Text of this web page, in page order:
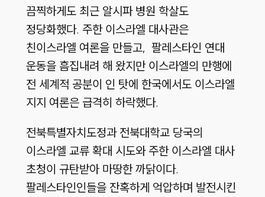
끔찍하게도 최근 알시파 병원 학살도
정당화했다. 주한 이스라엘 대사관은
친이스라엘 여론을 만들고, 팔레스타인 연대
운동을 흠집내려 해 왔지만 이스라엘의 만행에
전 세계적 공분이 인 탓에 한국에서도 이스라엘
지지 여론은 급격히 하락했다.
전북특별자치도정과 전북대학교 당국의
이스라엘 교류 확대 시도와 주한 이스라엘 대사
초청이 규탄받아 마땅한 까닭이다.
팔레스타인인들을 잔혹하게 억압하며 발전시킨